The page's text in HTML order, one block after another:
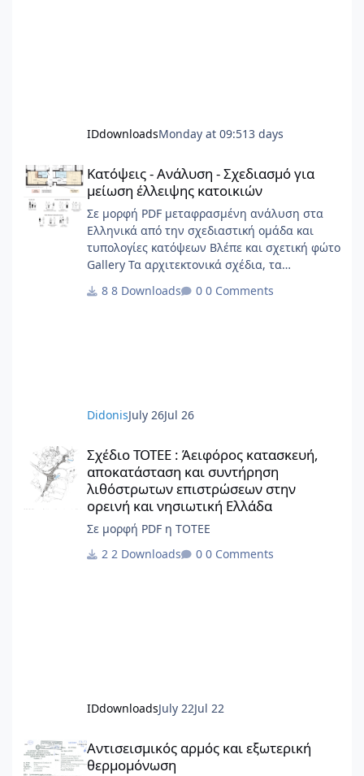
IDdownloadsMonday at 09:513 days
Κατόψεις - Ανάλυση - Σχεδιασμό για μείωση έλλειψης
Κατόψεις - Ανάλυση - Σχεδιασμό για
μείωση έλλειψης κατοικιών
Σε μορφή PDF μεταφρασμένη ανάλυση στα
Ελληνικά από την σχεδιαστική ομάδα και
τυπολογίες κατόψεων Βλέπε και σχετική φώτο
Gallery Τα αρχιτεκτονικά σχέδια, τα
ερευνητικό περιεχόμενο και οι αρχές
ar.nl www.st-ar.nl
8 Downloads 0 Comments
DidonisJuly 26Jul 26
Σχέδιο ΤΟΤΕΕ : Άειφόρος κατασκευή,
αποκατάσταση και συντήρηση
λιθόστρωτων επιστρώσεων στην
ορεινή και νησιωτική Ελλάδα
Σε μορφή PDF η ΤΟΤΕΕ
2 Downloads
0 Comments
IDdownloadsJuly 22Jul 22
Αντισεισμικός αρμός και εξωτερική
θερμομόνωση